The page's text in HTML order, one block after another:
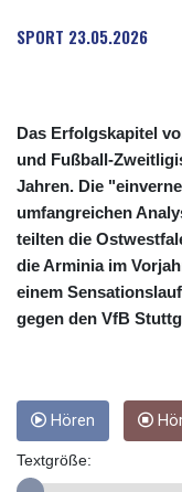
SPORT 23.05.2026
Das Erfolgskapitel
und Fußball-
Jahren. Die
umfangreichen
teilten die
die Arminia im
einem
gegen den VfB
Hören
Textgröße: